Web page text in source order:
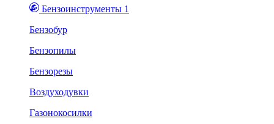
Бензоинструменты 1
Бензобур
Бензопилы
Бензорезы
Воздуходувки
Газонокосилки